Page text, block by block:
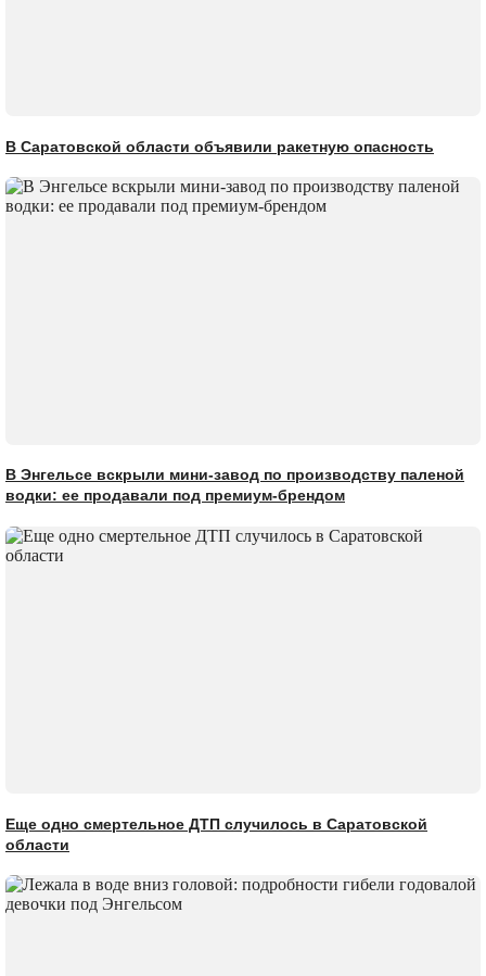
В Саратовской области объявили ракетную опасность
В Энгельсе вскрыли мини-завод по производству паленой
водки: ее продавали под премиум-брендом
Еще одно смертельное ДТП случилось в Саратовской
области